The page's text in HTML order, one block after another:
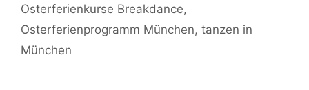
Osterferienkurse Breakdance,
Osterferienprogramm München, tanzen in
München